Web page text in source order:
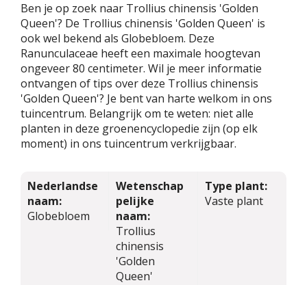
Ben je op zoek naar Trollius chinensis 'Golden
Queen'? De Trollius chinensis 'Golden Queen' is
ook wel bekend als Globebloem. Deze
Ranunculaceae heeft een maximale hoogtevan
ongeveer 80 centimeter. Wil je meer informatie
ontvangen of tips over deze Trollius chinensis
'Golden Queen'? Je bent van harte welkom in ons
tuincentrum. Belangrijk om te weten: niet alle
planten in deze groenencyclopedie zijn (op elk
moment) in ons tuincentrum verkrijgbaar.
Nederlandse
naam:
Globebloem
Wetenschap
pelijke
naam:
Trollius
chinensis
'Golden
Queen'
Type plant:
Vaste plant